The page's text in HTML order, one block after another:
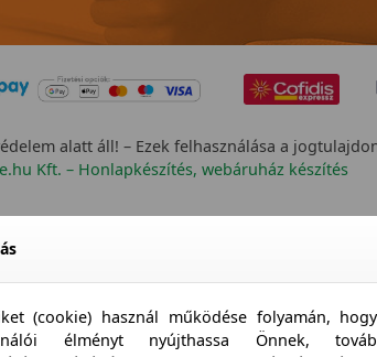
alatt áll! – Ezek felhasználása a
Kft. – Honlapkészítés, webáruház készítés
(cookie) használ működése folyamán,
élményt nyújthassa Önnek,